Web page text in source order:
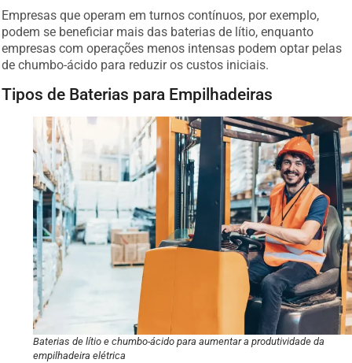
Empresas que operam em turnos contínuos, por exemplo,
podem se beneficiar mais das baterias de lítio, enquanto
empresas com operações menos intensas podem optar pelas
de chumbo-ácido para reduzir os custos iniciais.
Tipos de Baterias para Empilhadeiras
Baterias de lítio e chumbo-ácido para aumentar a produtividade da
empilhadeira elétrica